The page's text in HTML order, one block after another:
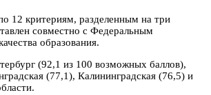
12 критериям, разделенным на три
совместно с Федеральным
образования.
(92,1 из 100 возможных баллов),
(77,1), Калининградская (76,5) и